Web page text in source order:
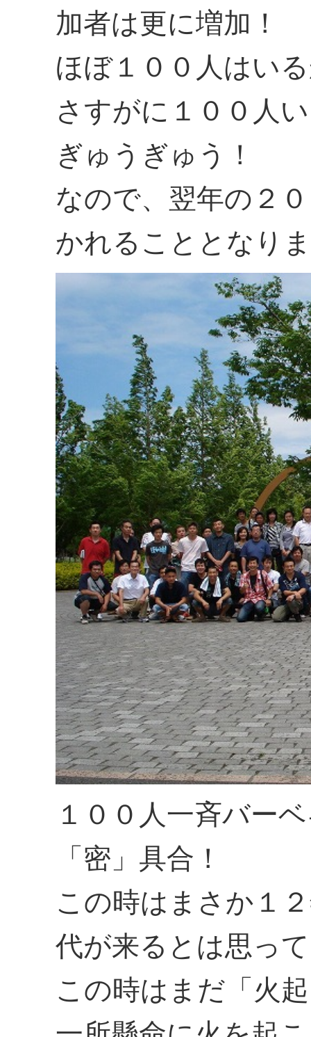
加者は更に増加！
ほぼ１００人はい
さすがに１００人
ぎゅうぎゅう！
なので、翌年の２
かれることとなり
１００人一斉バー
「密」具合！
この時はまさか１
代が来るとは思っ
この時はまだ「火